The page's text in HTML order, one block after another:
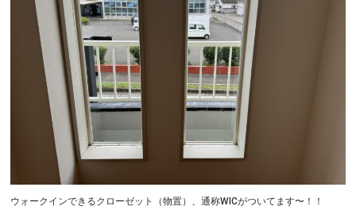
ウォークインできるクローゼット（物置）、通称WICがついてます〜！！